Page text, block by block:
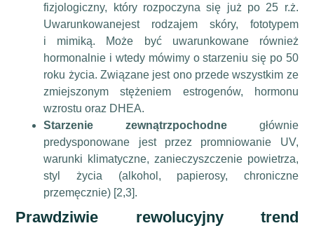
fizjologiczny, który rozpoczyna się już po 25 r.ż.
Uwarunkowanejest rodzajem skóry, fototypem
i mimiką. Może być uwarunkowane również
hormonalnie i wtedy mówimy o starzeniu się po 50
roku życia. Związane jest ono przede wszystkim ze
zmiejszonym stężeniem estrogenów, hormonu
wzrostu oraz DHEA.
Starzenie zewnątrzpochodne głównie
predysponowane jest przez promniowanie UV,
warunki klimatyczne, zanieczyszczenie powietrza,
styl życia (alkohol, papierosy, chroniczne
przemęcznie) [2,3].
Prawdziwie rewolucyjny trend